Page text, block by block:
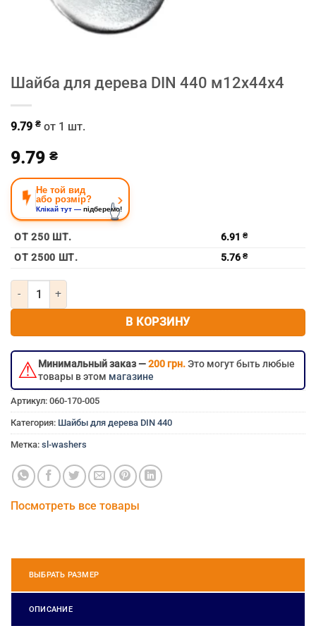
Шайба для дерева DIN 440 м12х44х4
9.79 ₴ от 1 шт.
9.79 ₴
Не той вид
або розмір?
Клікай тут — підберемо!
›
👆
ОТ 250 ШТ. 6.91 ₴
ОТ 2500 ШТ. 5.76 ₴
Количество товара Шайба для дерева DIN 440 м12х44х4
В КОРЗИНУ
⚠Минимальный заказ —200 грн.Это могут быть любые
товары в этом магазине
Артикул: 060-170-005
Категория: Шайбы для дерева DIN 440
Метка: sl-washers
Посмотреть все товары
ВЫБРАТЬ РАЗМЕР
ОПИСАНИЕ